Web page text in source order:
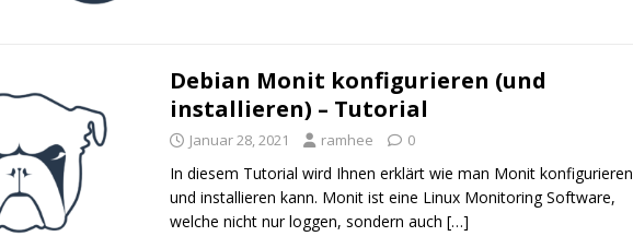
Debian Monit konfigurieren (und
installieren) – Tutorial
Januar 28, 2021 ramhee 0
In diesem Tutorial wird Ihnen erklärt wie man Monit konfigurieren
und installieren kann. Monit ist eine Linux Monitoring Software,
welche nicht nur loggen, sondern auch […]